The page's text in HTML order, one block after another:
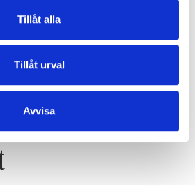
Tillåt alla
Tillåt urval
Avvisa